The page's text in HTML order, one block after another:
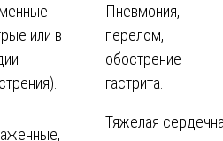
или в
Пневмония,
перелом,
обострение
гастрита.
Тяжелая